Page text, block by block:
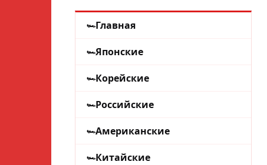
Главная
Японские
Корейские
Российские
Американские
Китайские